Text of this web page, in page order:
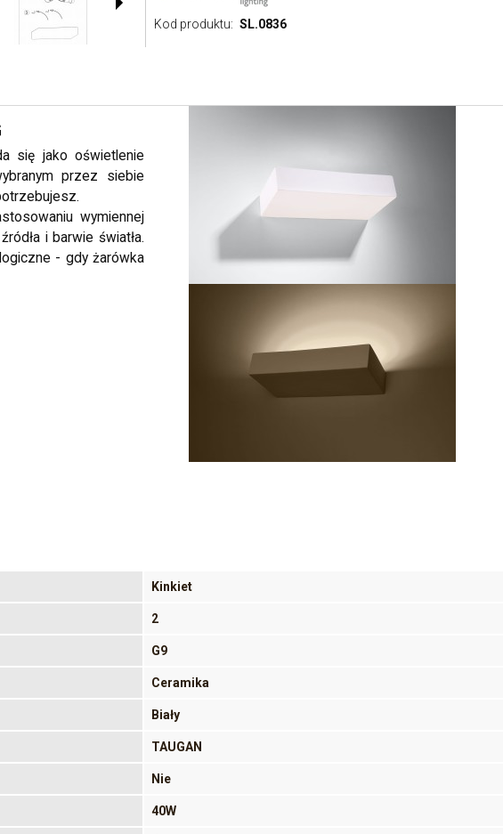
Kod produktu: SL.0836
się jako oświetlenie
przez siebie
wymiennej
i barwie światła.
- gdy żarówka
Kinkiet
2
G9
Ceramika
Biały
TAUGAN
Nie
40W